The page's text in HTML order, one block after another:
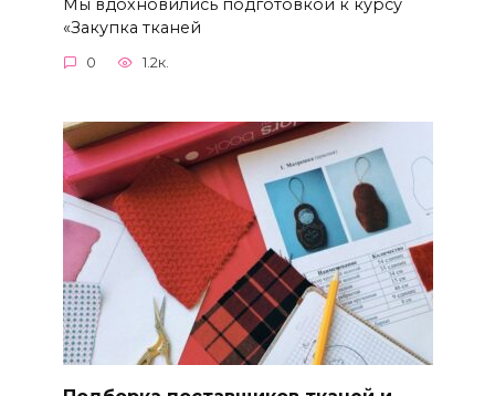
Мы вдохновились подготовкой к курсу
«Закупка тканей
0 1.2к.